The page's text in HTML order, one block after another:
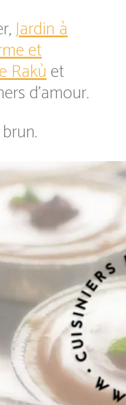
Jardin à
et
Rakùet
d’amour.